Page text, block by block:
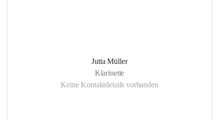
Jutta Müller
Klarinette
Keine Kontaktdetails vorhanden